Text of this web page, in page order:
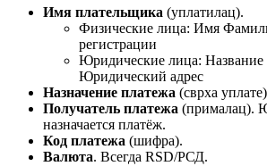
Имя плательщика (уплатилац).
Физические лица: Имя
регистрации
Юридические лица: Название
Юридический адрес
Назначение платежа (сврха
Получатель платежа (прималац).
назначается платёж.
Код платежа (шифра).
Валюта. Всегда RSD/РСД.